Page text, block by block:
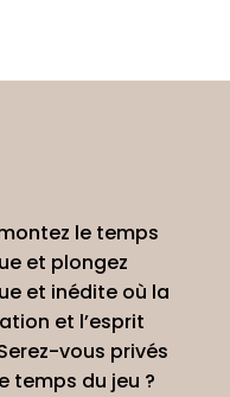
le temps
et plongez
et inédite où la
et l’esprit
vous privés
temps du jeu ?